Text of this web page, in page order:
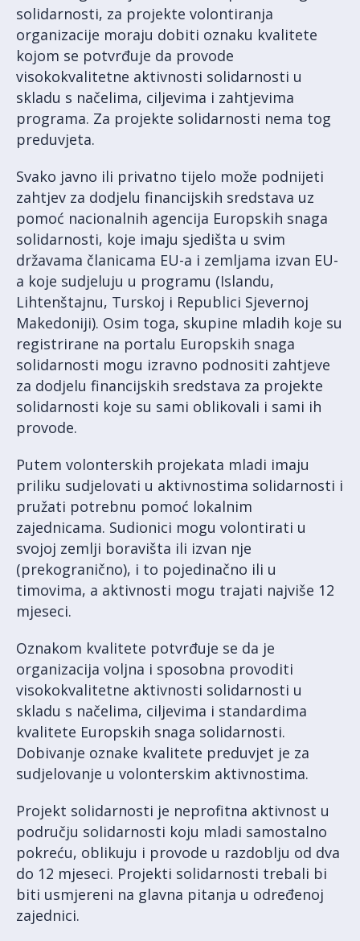
solidarnosti, za projekte volontiranja
organizacije moraju dobiti oznaku kvalitete
kojom se potvrđuje da provode
visokokvalitetne aktivnosti solidarnosti u
skladu s načelima, ciljevima i zahtjevima
programa. Za projekte solidarnosti nema tog
preduvjeta.
Svako javno ili privatno tijelo može podnijeti
zahtjev za dodjelu financijskih sredstava uz
pomoć nacionalnih agencija Europskih snaga
solidarnosti, koje imaju sjedišta u svim
državama članicama EU-a i zemljama izvan EU-
a koje sudjeluju u programu (Islandu,
Lihtenštajnu, Turskoj i Republici Sjevernoj
Makedoniji). Osim toga, skupine mladih koje su
registrirane na portalu Europskih snaga
solidarnosti mogu izravno podnositi zahtjeve
za dodjelu financijskih sredstava za projekte
solidarnosti koje su sami oblikovali i sami ih
provode.
Putem volonterskih projekata mladi imaju
priliku sudjelovati u aktivnostima solidarnosti i
pružati potrebnu pomoć lokalnim
zajednicama. Sudionici mogu volontirati u
svojoj zemlji boravišta ili izvan nje
(prekogranično), i to pojedinačno ili u
timovima, a aktivnosti mogu trajati najviše 12
mjeseci.
Oznakom kvalitete potvrđuje se da je
organizacija voljna i sposobna provoditi
visokokvalitetne aktivnosti solidarnosti u
skladu s načelima, ciljevima i standardima
kvalitete Europskih snaga solidarnosti.
Dobivanje oznake kvalitete preduvjet je za
sudjelovanje u volonterskim aktivnostima.
Projekt solidarnosti je neprofitna aktivnost u
području solidarnosti koju mladi samostalno
pokreću, oblikuju i provode u razdoblju od dva
do 12 mjeseci. Projekti solidarnosti trebali bi
biti usmjereni na glavna pitanja u određenoj
zajednici.